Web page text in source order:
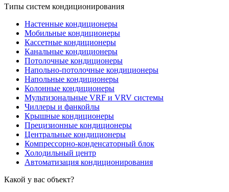
Типы систем кондиционирования
Настенные кондиционеры
Мобильные кондиционеры
Кассетные кондиционеры
Канальные кондиционеры
Потолочные кондиционеры
Напольно-потолочные кондиционеры
Напольные кондиционеры
Колонные кондиционеры
Мультизональные VRF и VRV системы
Чиллеры и фанкойлы
Крышные кондиционеры
Прецизионные кондиционеры
Центральные кондиционеры
Компрессорно-конденсаторный блок
Холодильный центр
Автоматизация кондиционирования
Какой у вас объект?